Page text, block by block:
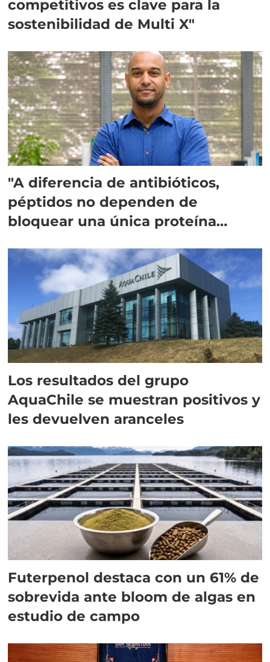
competitivos es clave para la
sostenibilidad de Multi X"
"A diferencia de antibióticos,
péptidos no dependen de
bloquear una única proteína
Los resultados del grupo
AquaChile se muestran positivos y
les devuelven aranceles
Futerpenol destaca con un 61% de
sobrevida ante bloom de algas en
estudio de campo